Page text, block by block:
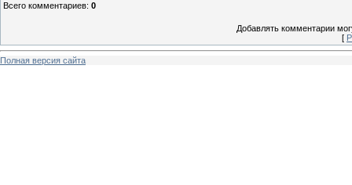
Всего комментариев: 0
Добавлять комментарии
[
Полная версия сайта